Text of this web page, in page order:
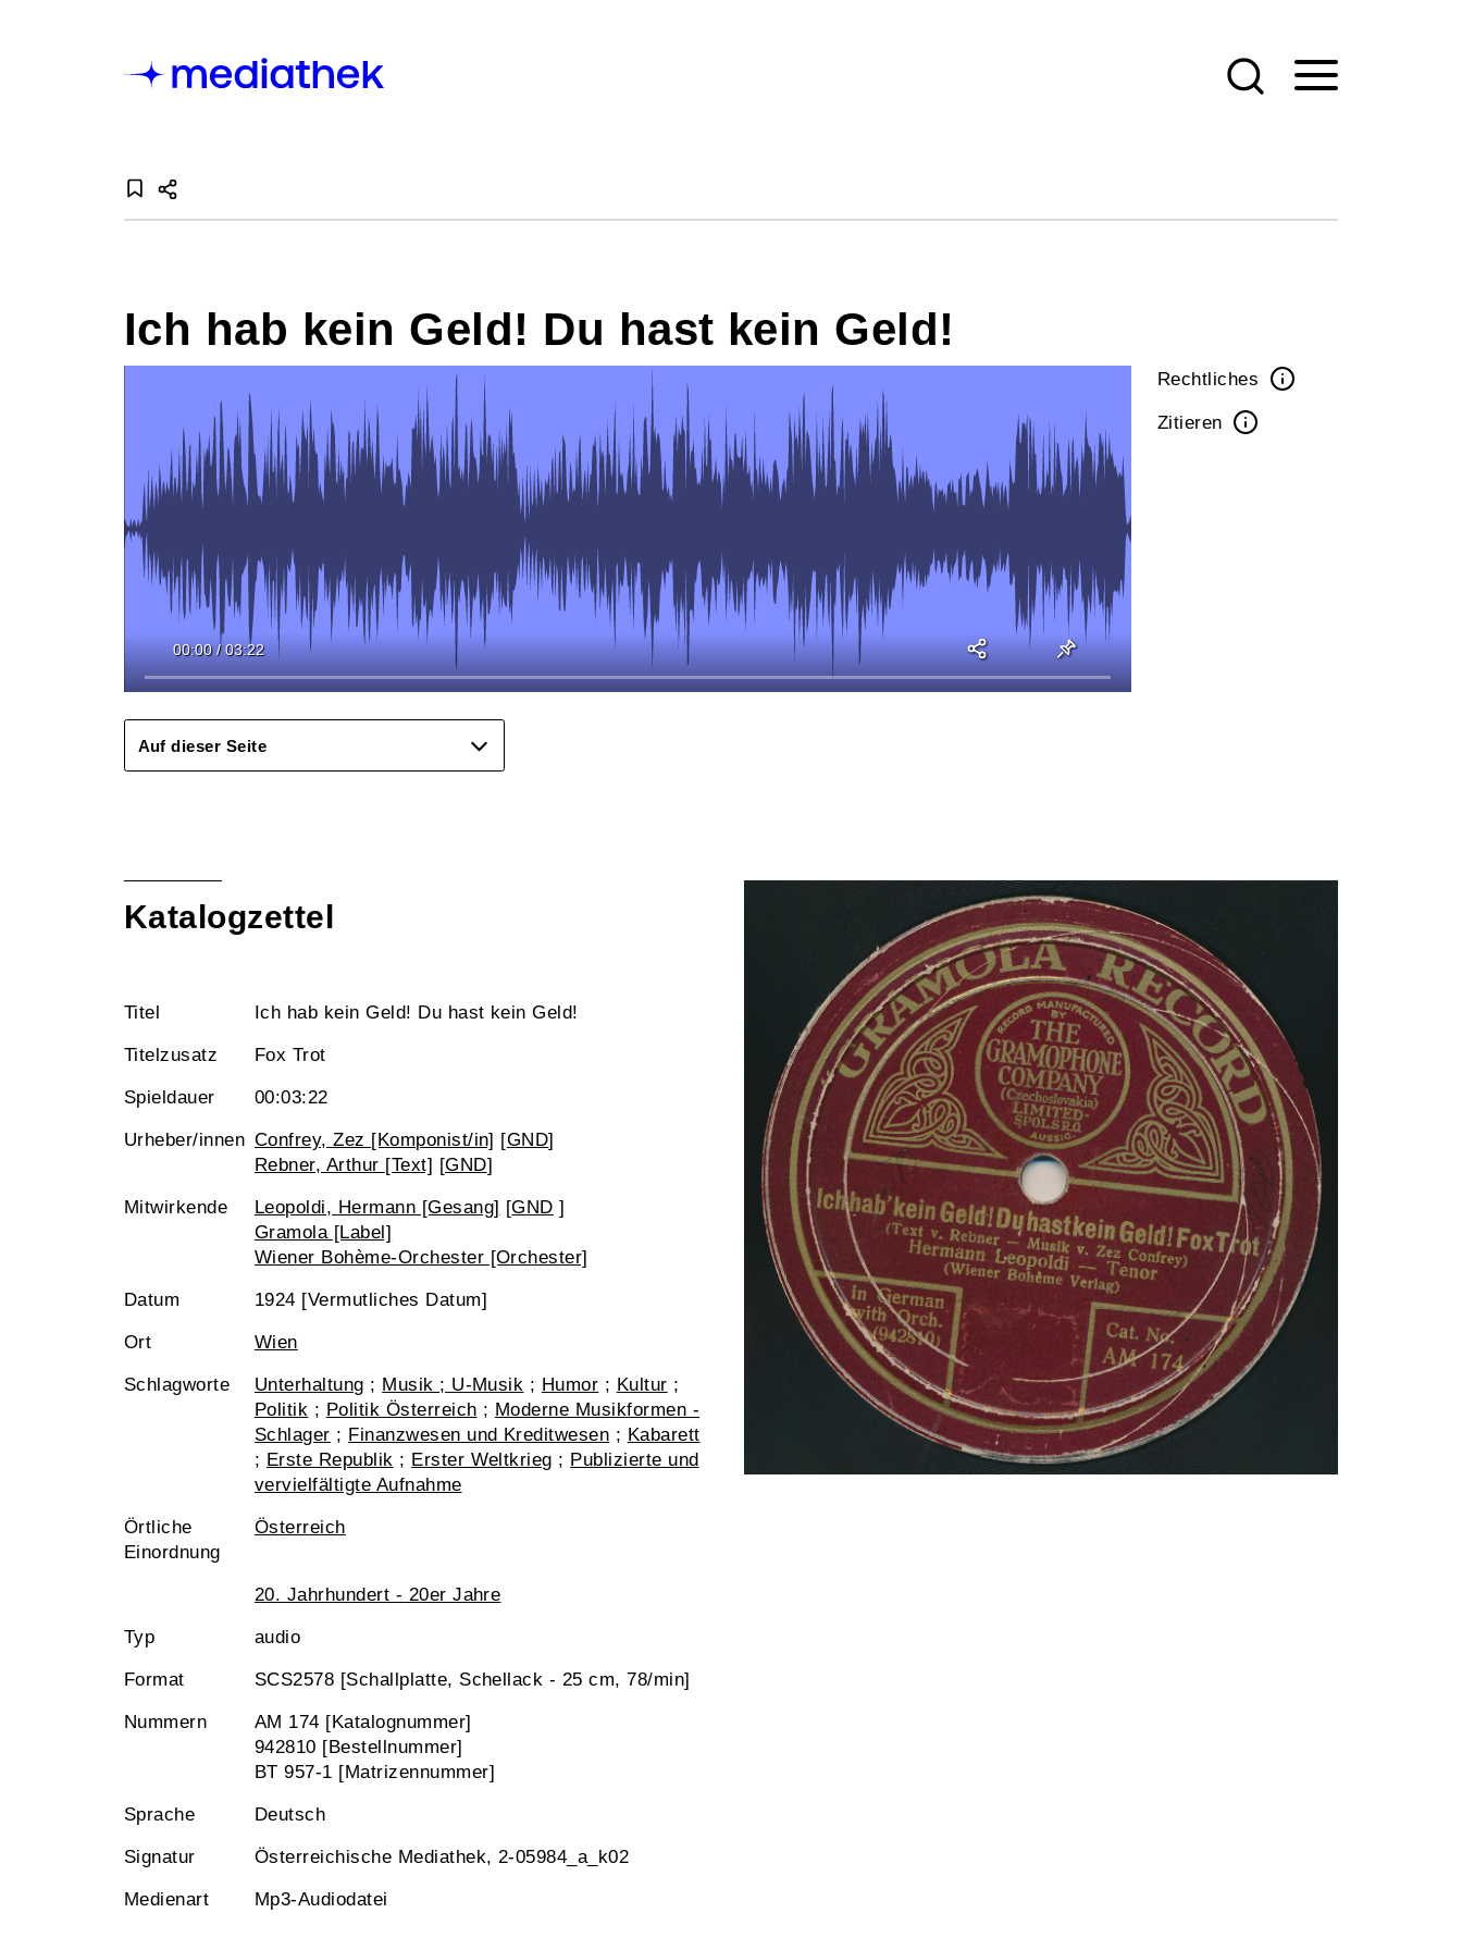
Ich hab kein Geld! Du hast kein Geld!
00:00 / 03:22
Rechtliches
Zitieren
Auf dieser Seite
Katalogzettel
Titel Ich hab kein Geld! Du hast kein Geld!
Titelzusatz Fox Trot
Spieldauer 00:03:22
Urheber/innen Confrey, Zez [Komponist/in] [GND]
Rebner, Arthur [Text] [GND]
Mitwirkende Leopoldi, Hermann [Gesang] [GND ]
Gramola [Label]
Wiener Bohème-Orchester [Orchester]
Datum 1924 [Vermutliches Datum]
Ort Wien
Schlagworte Unterhaltung ; Musik ; U-Musik ; Humor ; Kultur ;
Politik ; Politik Österreich ; Moderne Musikformen -
Schlager ; Finanzwesen und Kreditwesen ; Kabarett
; Erste Republik ; Erster Weltkrieg ; Publizierte und
vervielfältigte Aufnahme
Örtliche
Einordnung
Österreich
20. Jahrhundert - 20er Jahre
Typ audio
Format SCS2578 [Schallplatte, Schellack - 25 cm, 78/min]
Nummern
AM 174 [Katalognummer]
942810 [Bestellnummer]
BT 957-1 [Matrizennummer]
Sprache Deutsch
Signatur Österreichische Mediathek, 2-05984_a_k02
Medienart Mp3-Audiodatei